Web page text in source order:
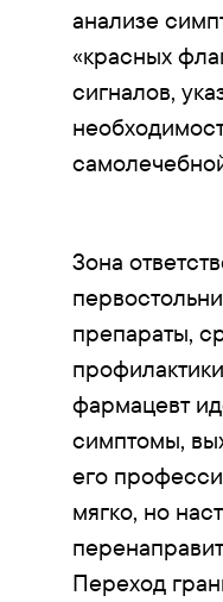
анализе
«красных
сигналов,
Зона
препараты,
фармацевт
симптомы,
его
мягко, но
Переход